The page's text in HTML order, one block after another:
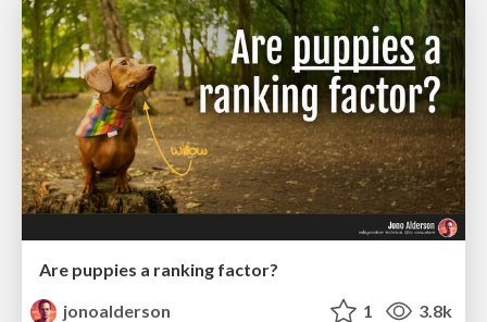
Are puppies a ranking factor?
jonoalderson
1 3.8k